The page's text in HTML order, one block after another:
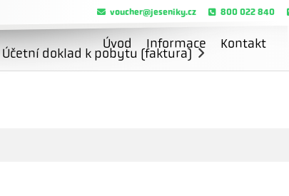
voucher@jeseniky.cz 800 022 840
Úvod Informace Kontakt
Účetní doklad k pobytu (faktura)